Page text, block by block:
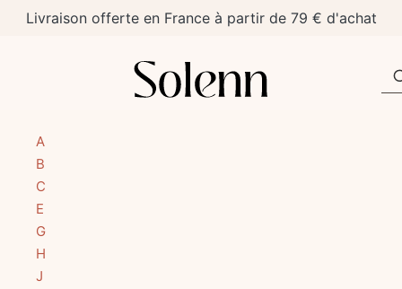
Livraison offerte en France à partir de 79 € d'achat
A
B
C
E
G
H
J